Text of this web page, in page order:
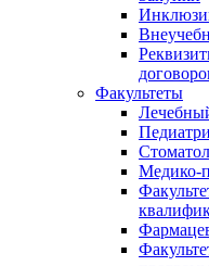
Факультеты
Медико-